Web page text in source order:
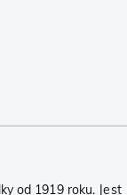
od 1919 roku. Jest